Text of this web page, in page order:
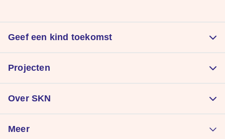
Geef een kind toekomst
Nalatenschap
Direct impact maken
Projecten
Geeft kinderen plezier
Over SKN
Meer